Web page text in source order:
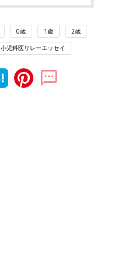
0歳 1歳 2歳
小児科医リレーエッセイ